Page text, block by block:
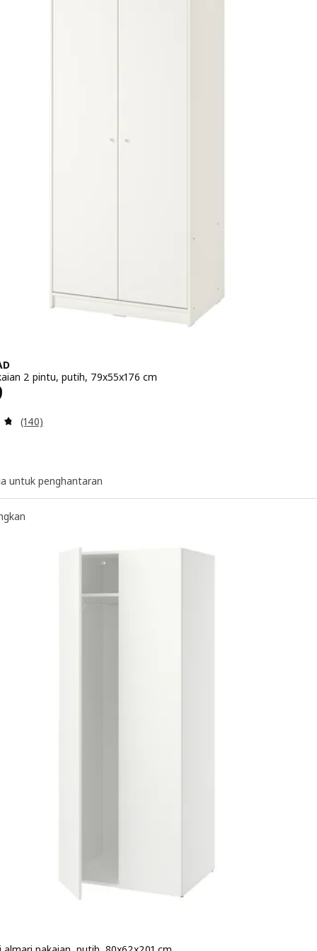
2 pintu, putih, 79x55x176 cm
RM 399
Ulasan: 4.7 daripada 5 bintang. Jumlah ulasan:
(140)
untuk penghantaran